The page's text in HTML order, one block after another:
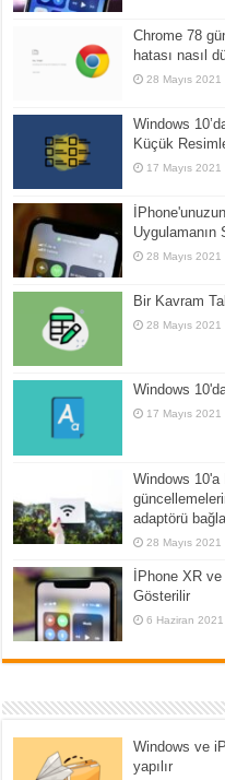
Chrome 78
hatası nasıl
28 Mayıs 2021
Windows
Küçük
17 Mayıs 2021
28 Mayıs 2021
Bir Kavram
28 Mayıs 2021
Windows
17 Mayıs 2021
Windows
adaptörü
28 Mayıs 2021
İPhone XR
Gösterilir
6 Haziran 2021
Windows ve
yapılır